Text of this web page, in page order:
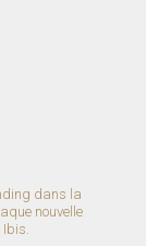
dans la
nouvelle